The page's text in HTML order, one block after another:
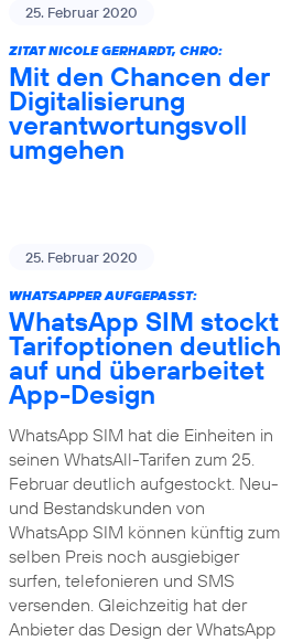
25. Februar 2020
ZITAT NICOLE GERHARDT, CHRO:
Mit den Chancen der
Digitalisierung
verantwortungsvoll
umgehen
25. Februar 2020
WHATSAPPER AUFGEPASST:
WhatsApp SIM stockt
Tarifoptionen deutlich
auf und überarbeitet
App-Design
WhatsApp SIM hat die Einheiten in
seinen WhatsAll-Tarifen zum 25.
Februar deutlich aufgestockt. Neu-
und Bestandskunden von
WhatsApp SIM können künftig zum
selben Preis noch ausgiebiger
surfen, telefonieren und SMS
versenden. Gleichzeitig hat der
Anbieter das Design der WhatsApp